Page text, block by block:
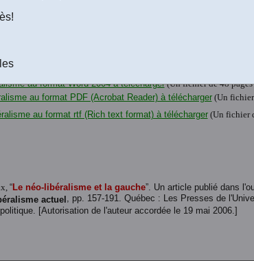
et la gauche.”
au format Word 2004 à télécharger(Un fichier de 48
au format PDF (Acrobat Reader) à télécharger(Un fichier
au format rtf (Rich text format) à télécharger(Un fichier
“Le néo-libéralisme et la gauche”. Un article publié dans
actuel , pp. 157-191. Québec : Les Presses de
[Autorisation de l'auteur accordée le 19 mai 2006.]